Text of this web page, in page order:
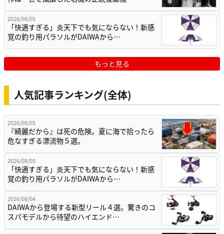
2026/08/05
「快適すぎる」炎天下でも気にならない！新感
覚の釣り用パラソルがDAIWAから…
もっと見る
人気記事ランキング(全体)
2026/08/05
『綺麗だから』は死の危険。夏に海で拾ったら
危なすぎる漂流物５選。
2026/08/05
「快適すぎる」炎天下でも気にならない！新感
覚の釣り用パラソルがDAIWAから…
2026/08/04
DAIWAから登場する新型リール４選。驚きのコ
スパモデルから待望のハイエンド…